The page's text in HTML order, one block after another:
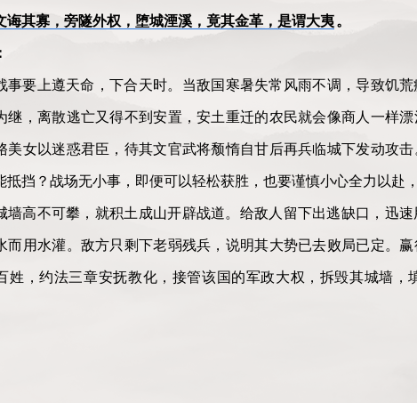
诲其寡，旁隧外权，堕城湮溪，竟其金革，是谓大夷。
事要上遵天命，下合天时。当敌国寒暑失常风雨不调，导致饥
继，离散逃亡又得不到安置，安土重迁的农民就会像商人一样
美女以迷惑君臣，待其文官武将颓惰自甘后再兵临城下发动攻
抵挡？战场无小事，即便可以轻松获胜，也要谨慎小心全力以赴
墙高不可攀，就积土成山开辟战道。给敌人留下出逃缺口，迅
而用水灌。敌方只剩下老弱残兵，说明其大势已去败局已定。
姓，约法三章安抚教化，接管该国的军政大权，拆毁其城墙